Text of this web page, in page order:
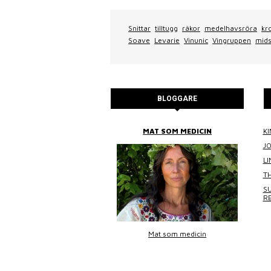
Snittar tilltugg räkor medelhavsröra
Soave Levarie Vinunic Vingruppen
BLOGGARE
MAT SOM MEDICIN
Mat som medicin